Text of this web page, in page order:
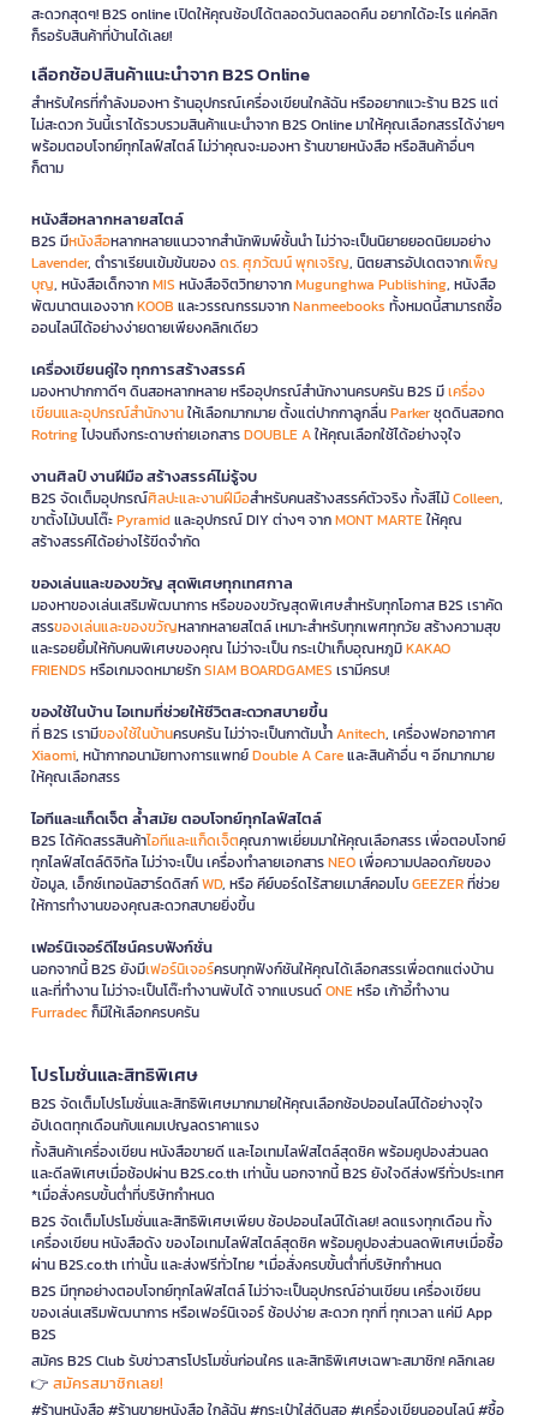
สะดวกสุดๆ! B2S online เปิดให้คุณช้อปได้ตลอดวันตลอดคืน อยากได้อะไร แค่คลิก
ก็รอรับสินค้าที่บ้านได้เลย!
เลือกช้อปสินค้าแนะนำจาก B2S Online
สำหรับใครที่กำลังมองหา ร้านอุปกรณ์เครื่องเขียนใกล้ฉัน หรืออยากแวะร้าน B2S แต่
ไม่สะดวก วันนี้เราได้รวบรวมสินค้าแนะนำจาก B2S Online มาให้คุณเลือกสรรได้ง่ายๆ
พร้อมตอบโจทย์ทุกไลฟ์สไตล์ ไม่ว่าคุณจะมองหา ร้านขายหนังสือ หรือสินค้าอื่นๆ
ก็ตาม
หนังสือหลากหลายสไตล์
B2S มีหนังสือหลากหลายแนวจากสำนักพิมพ์ชั้นนำ ไม่ว่าจะเป็นนิยายยอดนิยมอย่าง
Lavender, ตำราเรียนเข้มข้นของดร. ศุภวัฒน์ พุกเจริญ, นิตยสารอัปเดตจากเพ็ญ
บุญ, หนังสือเด็กจากMIS หนังสือจิตวิทยาจากMugunghwa Publishing, หนังสือ
พัฒนาตนเองจากKOOB และวรรณกรรมจากNanmeebooks ทั้งหมดนี้สามารถซื้อ
ออนไลน์ได้อย่างง่ายดายเพียงคลิกเดียว
เครื่องเขียนคู่ใจ ทุกการสร้างสรรค์
มองหาปากกาดีๆ ดินสอหลากหลาย หรืออุปกรณ์สำนักงานครบครัน B2S มีเครื่อง
เขียนและอุปกรณ์สำนักงานให้เลือกมากมาย ตั้งแต่ปากกาลูกลื่นParkerชุดดินสอกด
Rotringไปจนถึงกระดาษถ่ายเอกสารDOUBLE Aให้คุณเลือกใช้ได้อย่างจุใจ
งานศิลป์ งานฝีมือ สร้างสรรค์ไม่รู้จบ
B2S จัดเต็มอุปกรณ์ศิลปะและงานฝีมือสำหรับคนสร้างสรรค์ตัวจริง ทั้งสีไม้Colleen,
ขาตั้งไม้บนโต๊ะPyramidและอุปกรณ์ DIY ต่างๆ จากMONT MARTEให้คุณ
สร้างสรรค์ได้อย่างไร้ขีดจำกัด
ของเล่นและของขวัญ สุดพิเศษทุกเทศกาล
มองหาของเล่นเสริมพัฒนาการ หรือของขวัญสุดพิเศษสำหรับทุกโอกาส B2S เราคัด
สรรของเล่นและของขวัญหลากหลายสไตล์ เหมาะสำหรับทุกเพศทุกวัย สร้างความสุข
และรอยยิ้มให้กับคนพิเศษของคุณ ไม่ว่าจะเป็น กระเป๋าเก็บอุณหภูมิKAKAO
FRIENDS หรือเกมจดหมายรักSIAM BOARDGAMES เรามีครบ!
ของใช้ในบ้าน ไอเทมที่ช่วยให้ชีวิตสะดวกสบายขึ้น
ที่ B2S เรามีของใช้ในบ้านครบครัน ไม่ว่าจะเป็นกาต้มน้ำAnitech, เครื่องฟอกอากาศ
Xiaomi, หน้ากากอนามัยทางการแพทย์Double A Careและสินค้าอื่น ๆ อีกมากมาย
ให้คุณเลือกสรร
ไอทีและแก็ดเจ็ต ล้ำสมัย ตอบโจทย์ทุกไลฟ์สไตล์
B2S ได้คัดสรรสินค้าไอทีและแก็ดเจ็ตคุณภาพเยี่ยมมาให้คุณเลือกสรร เพื่อตอบโจทย์
ทุกไลฟ์สไตล์ดิจิทัล ไม่ว่าจะเป็น เครื่องทำลายเอกสารNEOเพื่อความปลอดภัยของ
ข้อมูล, เอ็กซ์เทอนัลฮาร์ดดิสก์WD, หรือ คีย์บอร์ดไร้สายเมาส์คอมโบGEEZERที่ช่วย
ให้การทำงานของคุณสะดวกสบายยิ่งขึ้น
เฟอร์นิเจอร์ดีไซน์ครบฟังก์ชั่น
นอกจากนี้ B2S ยังมีเฟอร์นิเจอร์ครบทุกฟังก์ชันให้คุณได้เลือกสรรเพื่อตกแต่งบ้าน
และที่ทำงาน ไม่ว่าจะเป็นโต๊ะทำงานพับได้ จากแบรนด์ONEหรือ เก้าอี้ทำงาน
Furradecก็มีให้เลือกครบครัน
โปรโมชั่นและสิทธิพิเศษ
B2S จัดเต็มโปรโมชั่นและสิทธิพิเศษมากมายให้คุณเลือกช้อปออนไลน์ได้อย่างจุใจ
อัปเดตทุกเดือนกับแคมเปญลดราคาแรง
ทั้งสินค้าเครื่องเขียน หนังสือขายดี และไอเทมไลฟ์สไตล์สุดชิค พร้อมคูปองส่วนลด
และดีลพิเศษเมื่อช้อปผ่าน B2S.co.th เท่านั้น นอกจากนี้ B2S ยังใจดีส่งฟรีทั่วประเทศ
*เมื่อสั่งครบขั้นต่ำที่บริษัทกำหนด
B2S จัดเต็มโปรโมชั่นและสิทธิพิเศษเพียบ ช้อปออนไลน์ได้เลย! ลดแรงทุกเดือน ทั้ง
เครื่องเขียน หนังสือดัง ของไอเทมไลฟ์สไตล์สุดชิค พร้อมคูปองส่วนลดพิเศษเมื่อซื้อ
ผ่าน B2S.co.th เท่านั้น และส่งฟรีทั่วไทย *เมื่อสั่งครบขั้นต่ำที่บริษัทกำหนด
B2S มีทุกอย่างตอบโจทย์ทุกไลฟ์สไตล์ ไม่ว่าจะเป็นอุปกรณ์อ่านเขียน เครื่องเขียน
ของเล่นเสริมพัฒนาการ หรือเฟอร์นิเจอร์ ช้อปง่าย สะดวก ทุกที่ ทุกเวลา แค่มี App
B2S
สมัคร B2S Club รับข่าวสารโปรโมชั่นก่อนใคร และสิทธิพิเศษเฉพาะสมาชิก! คลิกเลย
👉 สมัครสมาชิกเลย!
#ร้านหนังสือ #ร้านขายหนังสือ ใกล้ฉัน #กระเป๋าใส่ดินสอ #เครื่องเขียนออนไลน์ #ซื้อ